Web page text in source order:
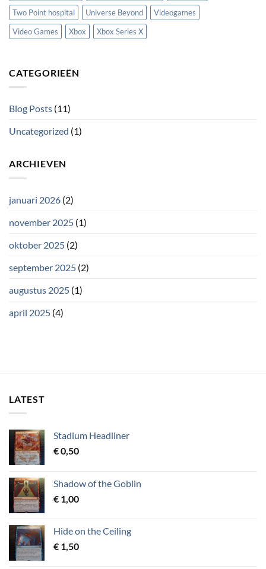
Two Point hospital Universe Beyond
Videogames
Video Games
Xbox Xbox Series X
CATEGORIEËN
Blog Posts (11)
Uncategorized (1)
ARCHIEVEN
januari 2026 (2)
november 2025 (1)
oktober 2025 (2)
september 2025 (2)
augustus 2025 (1)
april 2025 (4)
LATEST
Stadium Headliner
€0,50
Shadow of the Goblin
€ 1,00
Hide on the Ceiling
€ 1,50